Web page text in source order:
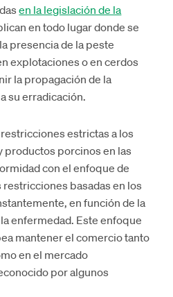
en la legislación de la
en todo lugar donde se
presencia de la peste
explotaciones o en cerdos
la propagación de la
su erradicación.
estrictas a los
productos porcinos en las
con el enfoque de
restricciones basadas en los
en función de la
enfermedad. Este enfoque
mantener el comercio tanto
en el mercado
por algunos